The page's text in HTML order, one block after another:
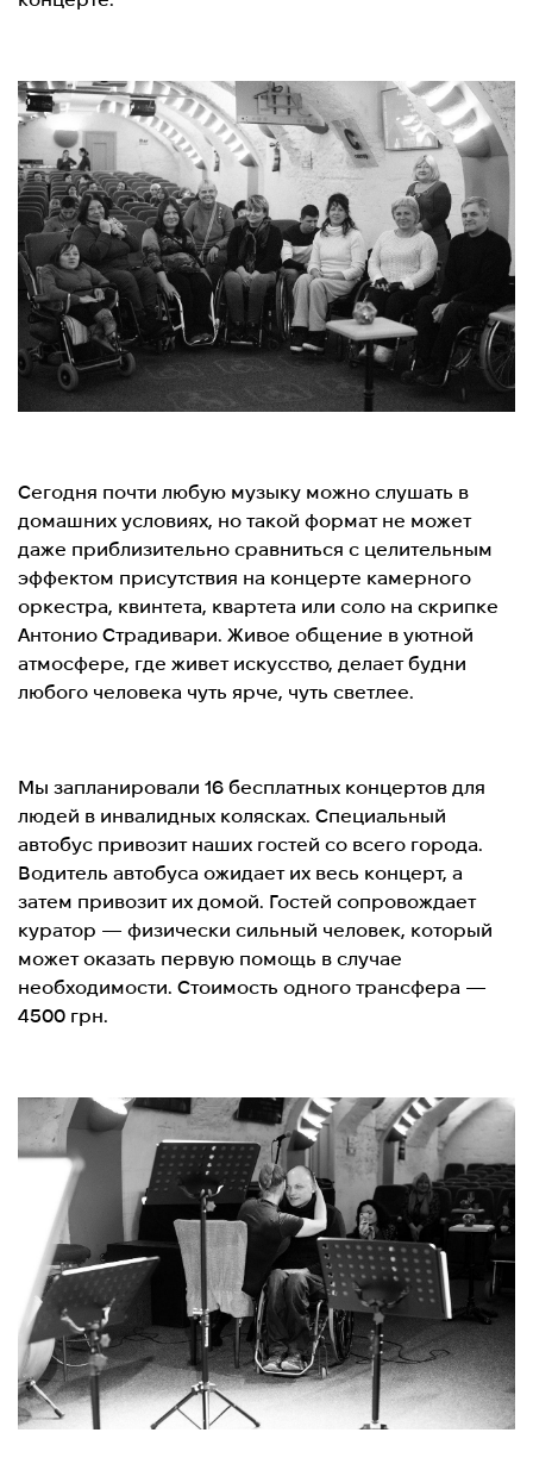
Сегодня почти любую музыку можно слушать в
домашних условиях, но такой формат не может
даже приблизительно сравниться с целительным
эффектом присутствия на концерте камерного
оркестра, квинтета, квартета или соло на скрипке
Антонио Страдивари. Живое общение в уютной
атмосфере, где живет искусство, делает будни
любого человека чуть ярче, чуть светлее.
Мы запланировали 16 бесплатных концертов для
людей в инвалидных колясках. Специальный
автобус привозит наших гостей со всего города.
Водитель автобуса ожидает их весь концерт, а
затем привозит их домой. Гостей сопровождает
куратор — физически сильный человек, который
может оказать первую помощь в случае
необходимости. Стоимость одного трансфера —
4500 грн.